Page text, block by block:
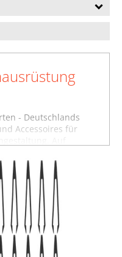
- Deutschlands
Accessoires für
Auf
Wollen Sie
oder suchen
finden Sie
zum
von
Gadpiparty oder in
von Gadpiparty
dieser Seite, um